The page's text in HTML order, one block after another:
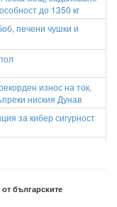
до 1350 кг
печени чушки и
износ на ток,
ниския Дунав
за кибер сигурност
българските